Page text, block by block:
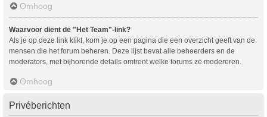
Omhoog
Waarvoor dient de "Het Team"-link?
Als je op deze link klikt, kom je op een pagina die een overzicht geeft van de
mensen die het forum beheren. Deze lijst bevat alle beheerders en de
moderators, met bijhorende details omtrent welke forums ze modereren.
Omhoog
Privéberichten